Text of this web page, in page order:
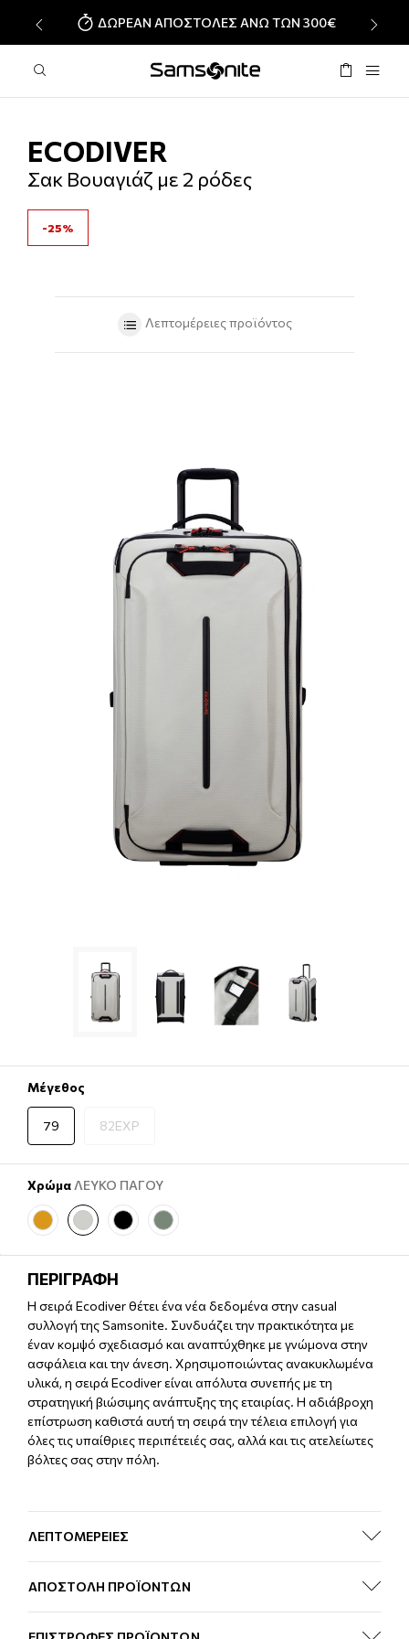
ΔΩΡΕΑΝ ΑΠΟΣΤΟΛΕΣ ΑΝΩ ΤΩΝ 300€
ECODIVER
Σακ Βουαγιάζ με 2 ρόδες
-25%
Λεπτομέρειες προϊόντος
Μέγεθος
79 82EXP
Χρώμα ΛΕΥΚΟ ΠΑΓΟΥ
ΠΕΡΙΓΡΑΦΗ
H σειρά Ecodiver θέτει ένα νέα δεδομένα στην casual
συλλογή της Samsonite. Συνδυάζει την πρακτικότητα με
έναν κομψό σχεδιασμό και αναπτύχθηκε με γνώμονα στην
ασφάλεια και την άνεση. Χρησιμοποιώντας ανακυκλωμένα
υλικά, η σειρά Ecodiver είναι απόλυτα συνεπής με τη
στρατηγική βιώσιμης ανάπτυξης της εταιρίας. Η αδιάβροχη
επίστρωση καθιστά αυτή τη σειρά την τέλεια επιλογή για
όλες τις υπαίθριες περιπέτειές σας, αλλά και τις ατελείωτες
βόλτες σας στην πόλη.
ΛΕΠΤΟΜΕΡΕΙΕΣ
ΑΠΟΣΤΟΛΗ ΠΡΟΪΟΝΤΩΝ